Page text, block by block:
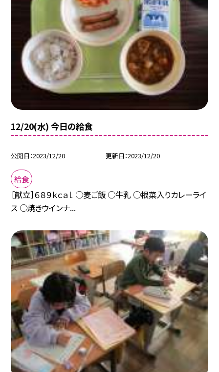
12/20(水) 今日の給食
公開日 2023/12/20 更新日 2023/12/20
給食
［献立］６８９ｋｃａｌ ○麦ご飯 ○牛乳 ○根菜入りカレーライ
ス ○焼きウインナ...